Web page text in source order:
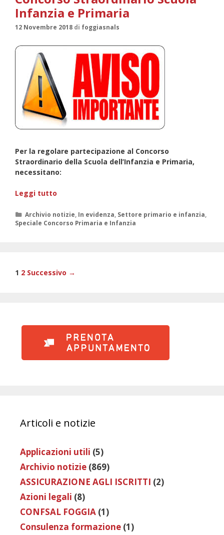
Bando
Infanzia e Primaria
12 Novembre 2018 di foggiasnals
Per la regolare partecipazione al Concorso
Straordinario della Scuola dell’Infanzia e Primaria,
necessitano:
Leggi tutto
Scuola
Infanzia
Categorie
Archivio notizie In evidenza Settore primario e infanzia
Speciale Concorso Primaria e Infanzia
Navigazione
1 2 Successivo →
Articoli e notizie
Applicazioni utili (5)
Archivio notizie (869)
ASSICURAZIONE AGLI ISCRITTI (2)
Azioni legali (8)
CONFSAL FOGGIA (1)
Consulenza formazione (1)